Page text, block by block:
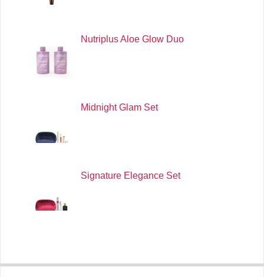
Nutriplus Aloe Glow Duo
Midnight Glam Set
Signature Elegance Set